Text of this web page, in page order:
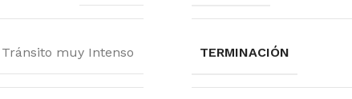
Tránsito muy Intenso TERMINACIÓN